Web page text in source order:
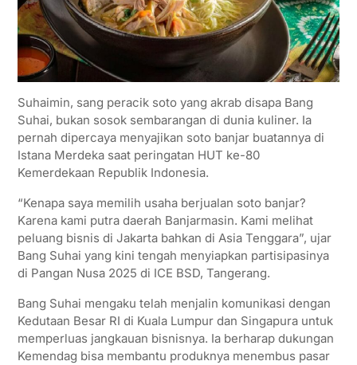
Suhaimin, sang peracik soto yang akrab disapa Bang
Suhai, bukan sosok sembarangan di dunia kuliner. Ia
pernah dipercaya menyajikan soto banjar buatannya di
Istana Merdeka saat peringatan HUT ke-80
Kemerdekaan Republik Indonesia.
“Kenapa saya memilih usaha berjualan soto banjar?
Karena kami putra daerah Banjarmasin. Kami melihat
peluang bisnis di Jakarta bahkan di Asia Tenggara”, ujar
Bang Suhai yang kini tengah menyiapkan partisipasinya
di Pangan Nusa 2025 di ICE BSD, Tangerang.
Bang Suhai mengaku telah menjalin komunikasi dengan
Kedutaan Besar RI di Kuala Lumpur dan Singapura untuk
memperluas jangkauan bisnisnya. Ia berharap dukungan
Kemendag bisa membantu produknya menembus pasar